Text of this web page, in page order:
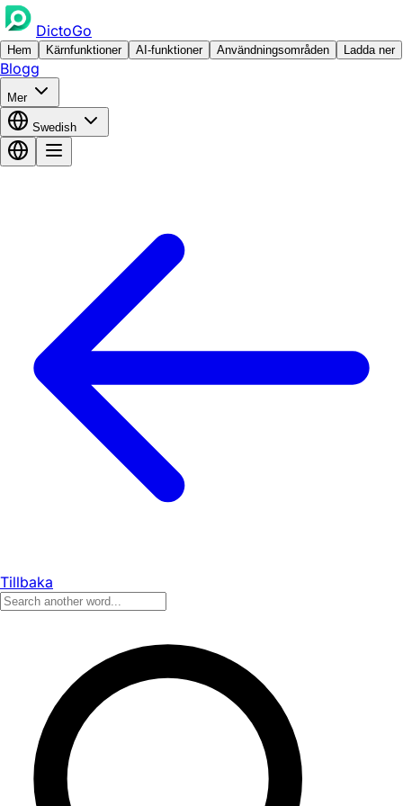
DictoGo
Hem Kärnfunktioner AI-funktioner Användningsområden Ladda ner
Blogg
Mer
Swedish
Tillbaka